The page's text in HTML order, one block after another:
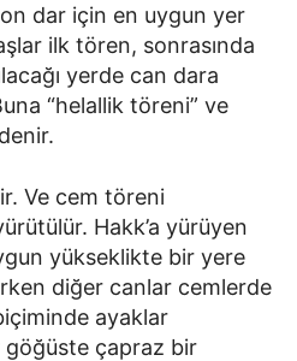
dar için en uygun yer
ilk tören, sonrasında
yerde can dara
“helallik töreni” ve
Ve cem töreni
Hakk’a yürüyen
yükseklikte bir yere
diğer canlar cemlerde
ayaklar
göğüste çapraz bir